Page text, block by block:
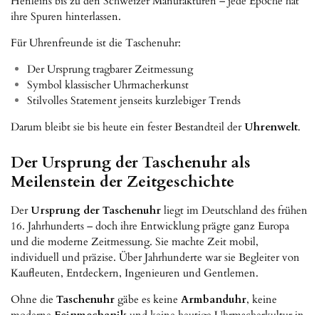
ihre Spuren hinterlassen.
Für Uhrenfreunde ist die Taschenuhr:
Der Ursprung tragbarer Zeitmessung
Symbol klassischer Uhrmacherkunst
Stilvolles Statement jenseits kurzlebiger Trends
Darum bleibt sie bis heute ein fester Bestandteil derUhrenwelt.
Der Ursprung der Taschenuhr als
Meilenstein der Zeitgeschichte
DerUrsprung der Taschenuhr liegt im Deutschland des frühen
16. Jahrhunderts – doch ihre Entwicklung prägte ganz Europa
und die moderne Zeitmessung. Sie machte Zeit mobil,
individuell und präzise. Über Jahrhunderte war sie Begleiter von
Kaufleuten, Entdeckern, Ingenieuren und Gentlemen.
Ohne die Taschenuhr gäbe es keine Armbanduhr, keine